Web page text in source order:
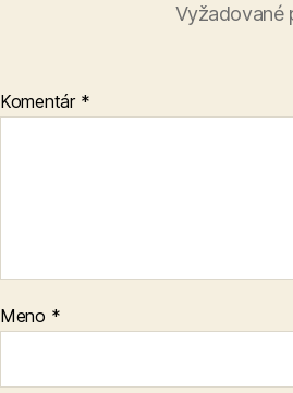
Vyžadované
Komentár *
Meno *